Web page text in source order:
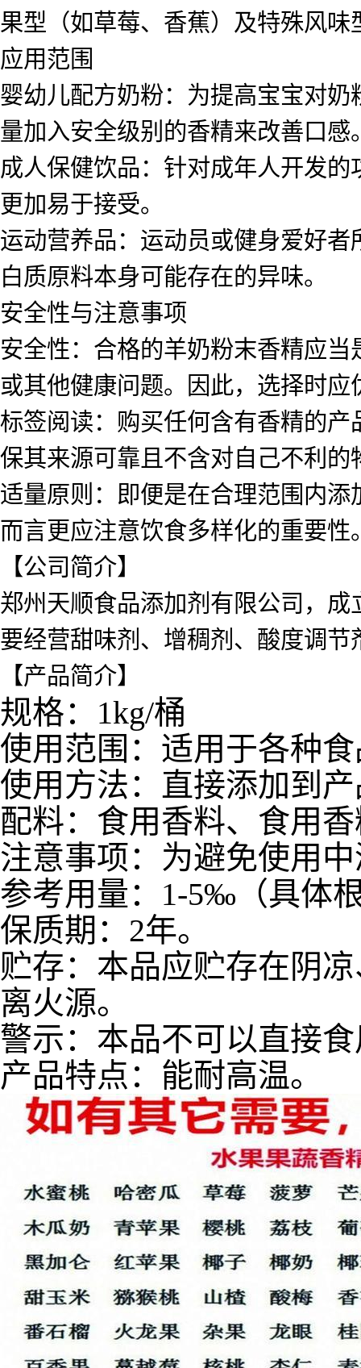
果型（如草莓、香蕉）及特殊风
应用范围
婴幼儿配方奶粉：为提高宝宝对
量加入安全级别的香精来改善口感
成人保健饮品：针对成年人开发
更加易于接受。
运动营养品：运动员或健身爱好
白质原料本身可能存在的异味。
安全性与注意事项
安全性：合格的羊奶粉末香精应
或其他健康问题。因此，选择时应
标签阅读：购买任何含有香精的
保其来源可靠且不含对自己不利的
适量原则：即便是在合理范围内
而言更应注意饮食多样化的重要性
【公司简介】
郑州天顺食品添加剂有限公司，
要经营甜味剂、增稠剂、酸度调
【产品简介】
规格：1kg/桶
使用范围：适用于各种
使用方法：直接添加到
配料：食用香料、食用
注意事项：为避免使用
参考用量：1-5‰（具体
保质期：2年。
贮存：本品应贮存在阴
离火源。
警示：本品不可以直接
产品特点：能耐高温。